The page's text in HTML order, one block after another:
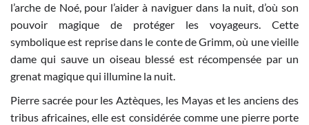
l’arche de Noé, pour l’aider à naviguer dans la nuit, d’où son
pouvoir magique de protéger les voyageurs. Cette
symbolique est reprise dans le conte de Grimm, où une vieille
dame qui sauve un oiseau blessé est récompensée par un
grenat magique qui illumine la nuit.
Pierre sacrée pour les Aztèques, les Mayas et les anciens des
tribus africaines, elle est considérée comme une pierre porte